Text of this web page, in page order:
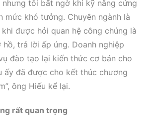
tôi bất ngờ khi kỹ năng cứng
mức khó tưởng. Chuyên ngành là
được hỏi quan hệ công chúng là
trả lời ấp úng. Doanh nghiệp
đào tạo lại kiến thức cơ bản cho
ấy đã được cho kết thúc chương
ông Hiếu kể lại.
rất quan trọng